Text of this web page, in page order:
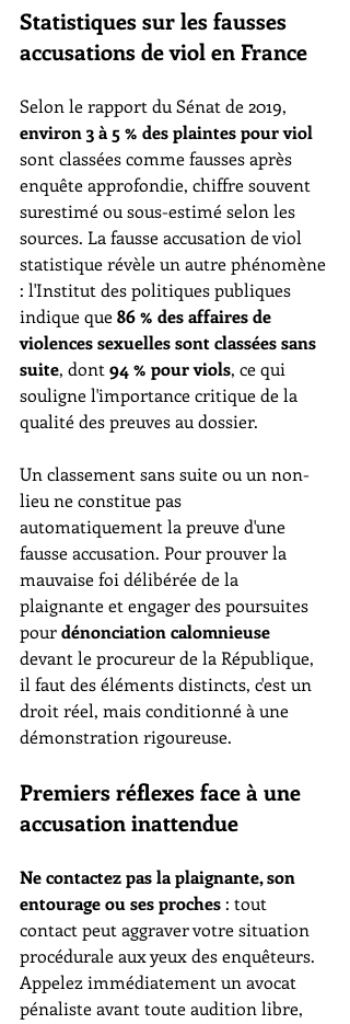
Statistiques sur les fausses
accusations de viol en France
Selon le rapport du Sénat de 2019,
environ 3 à 5 % des plaintes pour viol
sont classées comme fausses après
enquête approfondie, chiffre souvent
surestimé ou sous-estimé selon les
sources. La fausse accusation de viol
statistique révèle un autre phénomène
: l'Institut des politiques publiques
indique que 86 % des affaires de
violences sexuelles sont classées sans
suite, dont 94 % pour viols, ce qui
souligne l'importance critique de la
qualité des preuves au dossier.
Un classement sans suite ou un non-
lieu ne constitue pas
automatiquement la preuve d'une
fausse accusation. Pour prouver la
mauvaise foi délibérée de la
plaignante et engager des poursuites
pour dénonciation calomnieuse
devant le procureur de la République,
il faut des éléments distincts, c'est un
droit réel, mais conditionné à une
démonstration rigoureuse.
Premiers réflexes face à une
accusation inattendue
Ne contactez pas la plaignante, son
entourage ou ses proches : tout
contact peut aggraver votre situation
procédurale aux yeux des enquêteurs.
Appelez immédiatement un avocat
pénaliste avant toute audition libre,